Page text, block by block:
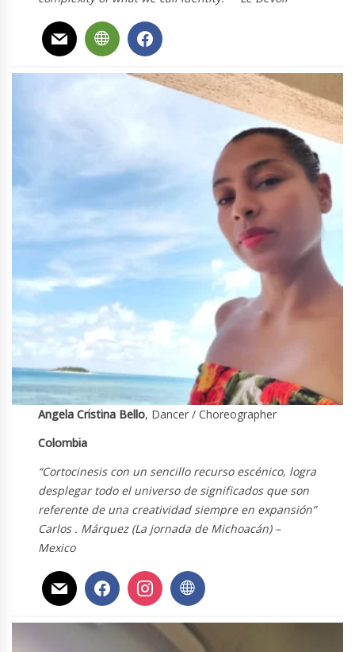
Angela Cristina Bello, Dancer / Choreographer
Colombia
“Cortocinesis con un sencillo recurso escénico, logra
desplegar todo el universo de significados que son
referente de una creatividad siempre en expansión”
Carlos . Márquez (La jornada de Michoacán) –
Mexico